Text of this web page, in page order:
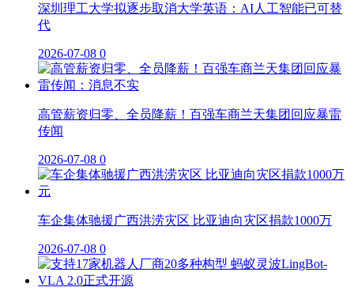
深圳理工大学拟逐步取消大学英语：AI人工智能已可替
代
2026-07-08 0
高管薪资归零、全员降薪！百强车商兰天集团回应暴雷
传闻
2026-07-08 0
车企集体驰援广西洪涝灾区 比亚迪向灾区捐款1000万
2026-07-08 0